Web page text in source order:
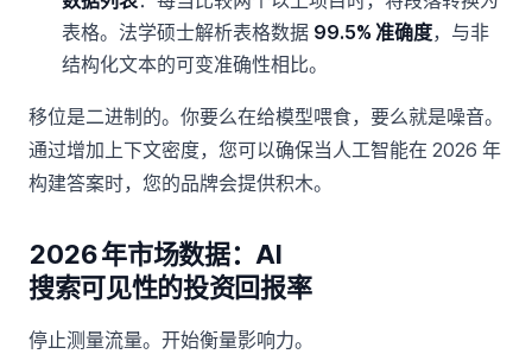
表格。法学硕士解析表格数据 99.5% 准确度，与非
结构化文本的可变准确性相比。
移位是二进制的。你要么在给模型喂食，要么就是噪音。
通过增加上下文密度，您可以确保当人工智能在 2026 年
构建答案时，您的品牌会提供积木。
2026 年市场数据：AI
搜索可见性的投资回报率
停止测量流量。开始衡量影响力。